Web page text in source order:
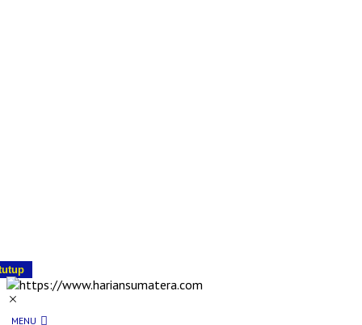
MENU